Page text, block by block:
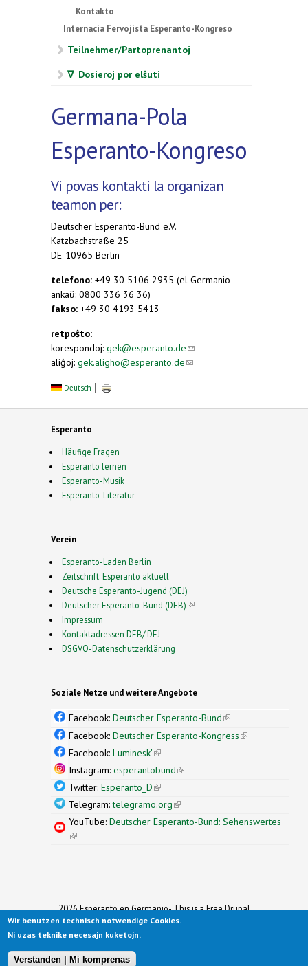
Kontakto
Internacia Fervojista Esperanto-Kongreso
Teilnehmer/Partoprenantoj
∇ Dosieroj por elŝuti
Germana-Pola
Esperanto-Kongreso
Vi povas kontakti la organizan
teamon per:
Deutscher Esperanto-Bund e.V.
Katzbachstraße 25
DE-10965 Berlin
telefono: +49 30 5106 2935 (el Germanio
ankaŭ: 0800 336 36 36)
fakso: +49 30 4193 5413
retpoŝto:
korespondoj: gek@esperanto.de(link sends e-
mail)
aliĝoj: gek.aligho@esperanto.de(link sends e-
Deutsch
Esperanto
Häufige Fragen
Esperanto lernen
Esperanto-Musik
Esperanto-Literatur
Verein
Esperanto-Laden Berlin
Zeitschrift: Esperanto aktuell
Deutsche Esperanto-Jugend (DEJ)
Deutscher Esperanto-Bund (DEB)(link is external)
Impressum
Kontaktadressen DEB/ DEJ
DSGVO-Datenschutzerklärung
Soziale Netze und weitere Angebote
Facebook: Deutscher Esperanto-Bund(link is
external)
Facebook: Deutscher Esperanto-Kongress(link is
Facebook: Luminesk'(link is external)
Instagram: esperantobund(link is external)
Twitter: Esperanto_D(link is external)
Telegram:telegramo.org(link is external)
YouTube: Deutscher Esperanto-Bund: Sehenswertes
(link is external)
2026 Esperanto en Germanio- This is a Free Drupal
Theme
Ported to Drupal for the Open Source Community by
Original design by
Wir benutzen technisch notwendige Cookies.
Ni uzas teknike necesajn kuketojn.
Verstanden | Mi komprenas